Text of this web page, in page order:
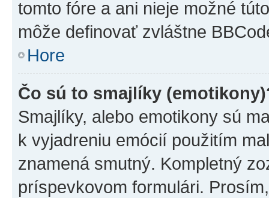
tomto fóre a ani nieje možné
môže definovať zvláštne
Hore
Čo sú to smajlíky
Smajlíky, alebo emotikony sú
k vyjadreniu emócií použitím
znamená smutný. Kompletný
príspevkovom formulári.